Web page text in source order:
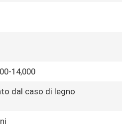
14,000
dal caso di legno